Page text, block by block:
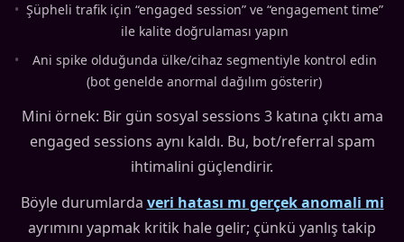
• Şüpheli trafik için “engaged session” ve “engagement time”
ile kalite doğrulaması yapın
•
Ani spike olduğunda ülke/cihaz segmentiyle kontrol edin
(bot genelde anormal dağılım gösterir)
Mini örnek: Bir gün sosyal sessions 3 katına çıktı ama
engaged sessions aynı kaldı. Bu, bot/referral spam
ihtimalini güçlendirir.
Böyle durumlarda veri hatası mı gerçek anomali mi
ayrımını yapmak kritik hale gelir; çünkü yanlış takip